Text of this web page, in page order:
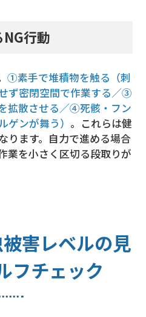
行動
①素手で堆積物を触る（刺
ず密閉空間で作業する／③
拡散させる／④死骸・フン
ゲンが舞う） 。これらは健
ります。自力で進める場合
業を小さく区切る段取りが
害レベルの見
フチェック